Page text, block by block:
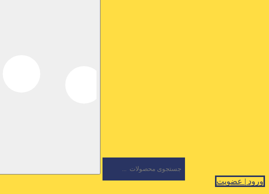
ورود | عضویت